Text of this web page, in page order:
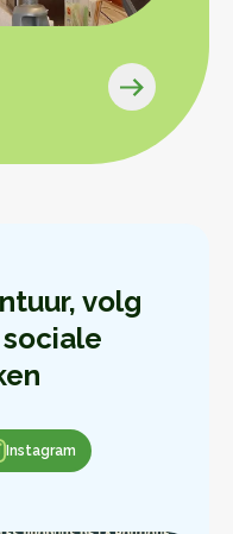
volg
Instagram